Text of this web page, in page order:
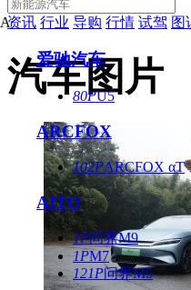
资讯 行业 导购 行情 试驾 图
汽车图片
A
爱驰汽车
80PU5
ARCFOX
102PARCFOX αT
AITO
1P问界M9
1PM7
121P问界M5